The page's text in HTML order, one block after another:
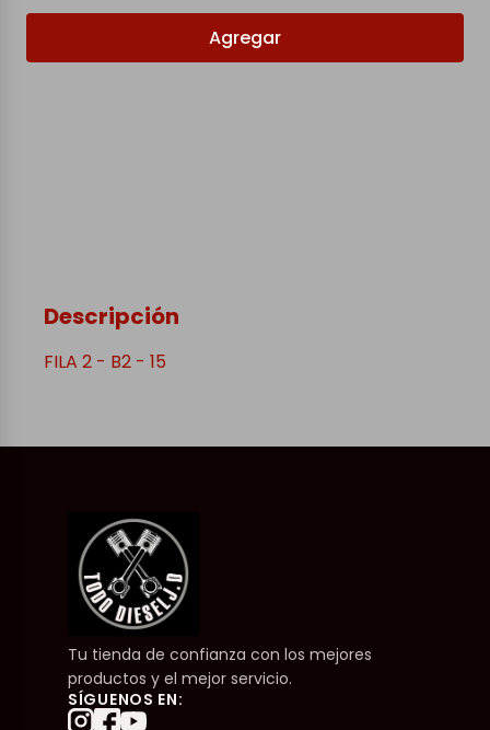
Agregar
Descripción
FILA 2 - B2 - 15
Tu tienda de confianza con los mejores
productos y el mejor servicio.
SÍGUENOS EN: